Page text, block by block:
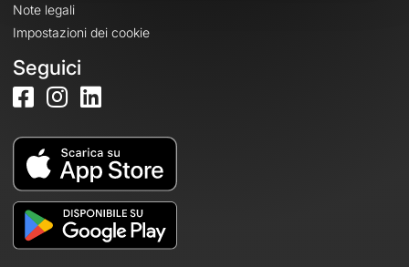
Note legali
Impostazioni dei cookie
Seguici